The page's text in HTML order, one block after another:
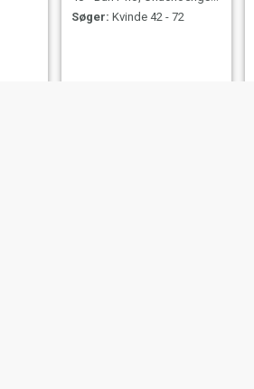
Søger: Kvinde 42 - 72